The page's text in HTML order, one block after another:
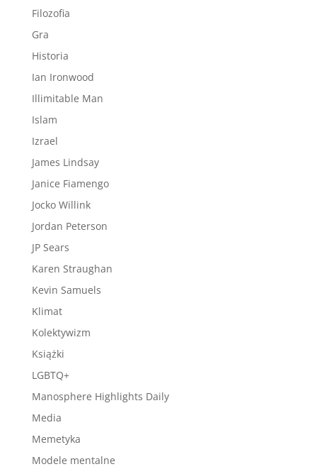
Filozofia
Gra
Historia
Ian Ironwood
Illimitable Man
Islam
Izrael
James Lindsay
Janice Fiamengo
Jocko Willink
Jordan Peterson
JP Sears
Karen Straughan
Kevin Samuels
Klimat
Kolektywizm
Książki
LGBTQ+
Manosphere Highlights Daily
Media
Memetyka
Modele mentalne